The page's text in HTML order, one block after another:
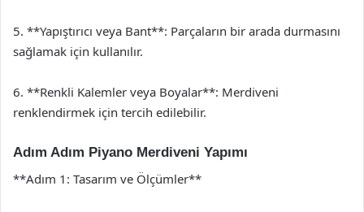
5. **Yapıştırıcı veya Bant**: Parçaların bir arada durmasını
sağlamak için kullanılır.
6. **Renkli Kalemler veya Boyalar**: Merdiveni
renklendirmek için tercih edilebilir.
Adım Adım Piyano Merdiveni Yapımı
**Adım 1: Tasarım ve Ölçümler**